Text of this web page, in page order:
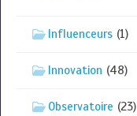
Influenceurs (1)
Innovation (48)
Observatoire (23)